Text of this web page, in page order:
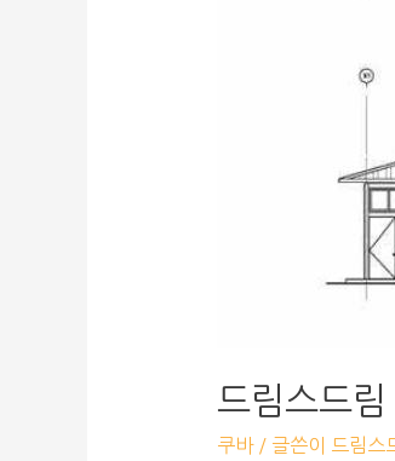
드림스드
쿠바/ 글쓴이 드림스